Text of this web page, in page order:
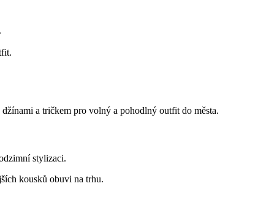
a tričkem pro volný a pohodlný outfit do města.
stylizaci.
kousků obuvi na trhu.